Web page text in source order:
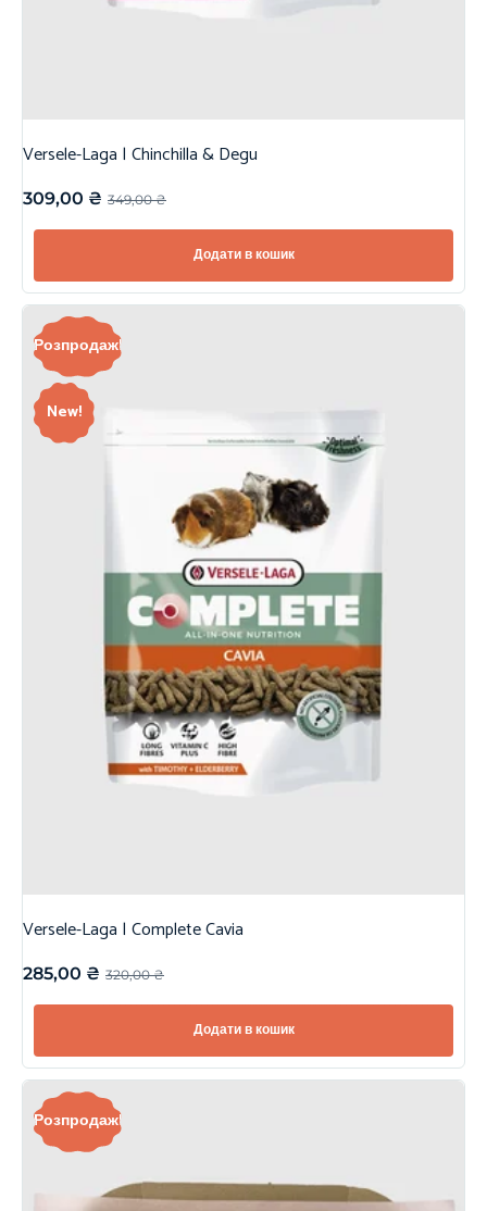
Versele-Laga | Chinchilla & Degu
349,00₴
309,00 ₴
Додати в кошик
New!
Розпродаж!
Versele-Laga | Complete Cavia
320,00₴
285,00 ₴
Додати в кошик
Розпродаж!